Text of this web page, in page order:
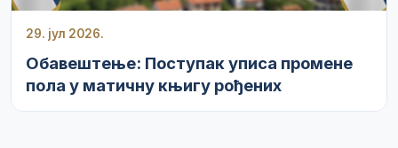
29. јул 2026.
Обавештење: Поступак уписа промене
пола у матичну књигу рођених